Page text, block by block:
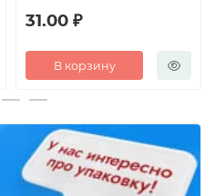
31.00 ₽
В корзину